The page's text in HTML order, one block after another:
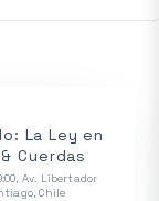
La Ley en
Cuerdas
Av. Libertador
Chile